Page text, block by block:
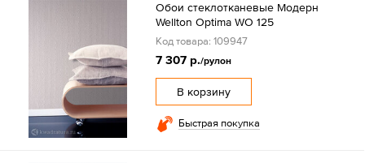
Обои стеклотканевые Модерн
Wellton Optima WO 125
Код товара: 109947
7 307 р./рулон
В корзину
Быстрая покупка